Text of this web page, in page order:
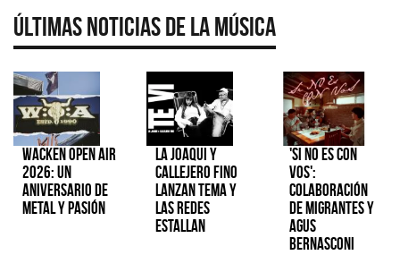
Últimas Noticias de la Música
Wacken Open Air
2026: Un
aniversario de
metal y pasión
La Joaqui y
Callejero Fino
lanzan tema y
las redes
estallan
'Si No Es Con
Vos':
colaboración
de Migrantes y
Agus
Bernasconi